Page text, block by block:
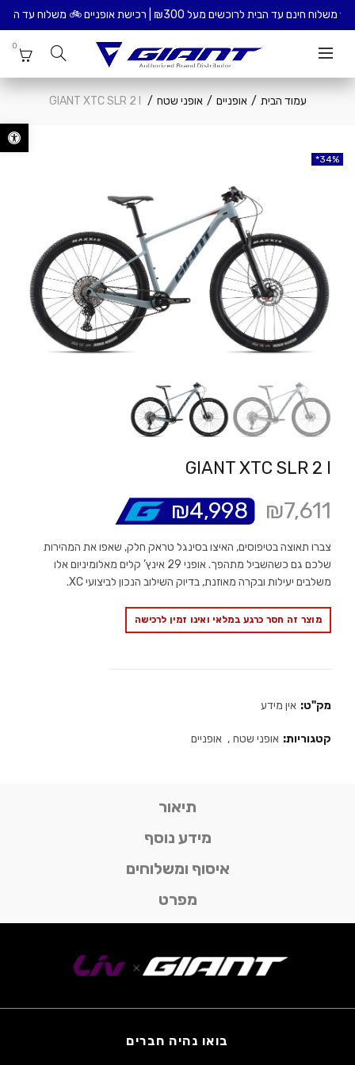
פתח סרגל
לרוכשים מעל ₪300 | רכישת אופניים 🚲 משלוח עד הבית כולל הרכבת האופניים – ₪99
0
עמוד הבית אופניים אופני שטח
34%
34%
GIANT XTC SLR 2 I
₪7,611
₪4,998
צברו תאוצה בטיפוסים, האיצו בסינגל טראק חלק, שאפו את המהירות
שלכם גם כשהשביל מתהפך. אופני 29 אינץ’ קלים מאלומיניום אלו
משלבים יעילות ובקרה מאוזנת, בדיוק השילוב הנכון לביצועי XC.
מוצר זה חסר כרגע במלאי ואינו זמין לרכישה
מק"ט: אין מידע
קטגוריות: אופני שטח , אופניים
תיאור
מידע נוסף
איסוף ומשלוחים
מפרט
בואו נהיה חברים